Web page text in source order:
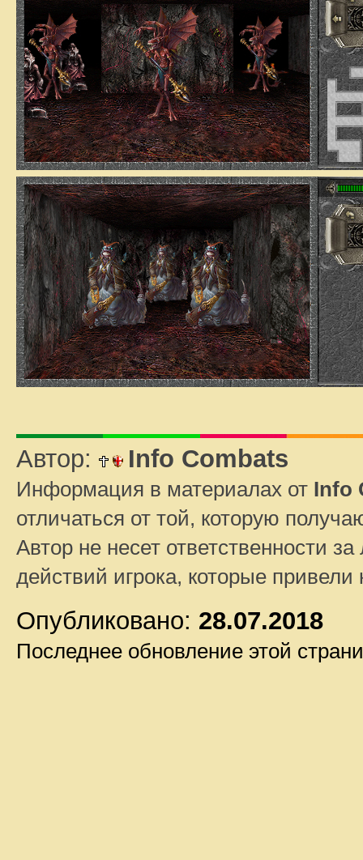
Автор: Info Combats
Информация в материалах от Info
отличаться от той, которую
Автор не несет ответственности
действий игрока, которые
Опубликовано: 28.07.2018
Последнее обновление этой